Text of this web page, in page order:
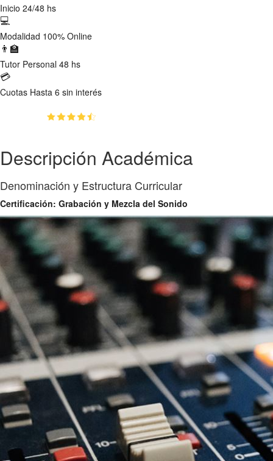
Inicio 24/48 hs
💻
Modalidad 100% Online
👨‍🏫
Tutor Personal 48 hs
💳
Cuotas Hasta 6 sin interés
Descripción Académica
Denominación y Estructura Curricular
Certificación: Grabación y Mezcla del Sonido